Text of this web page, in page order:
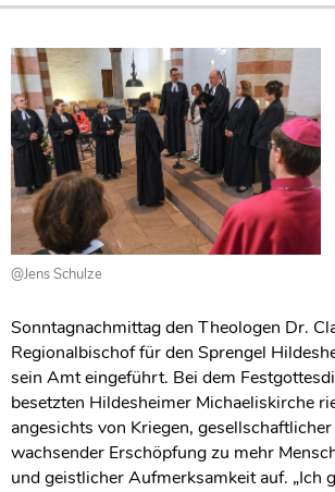
@Jens Schulze
Sonntagnachmittag den Theologen Dr.
Regionalbischof für den Sprengel
sein Amt eingeführt. Bei dem
besetzten Hildesheimer Michaeliskirche
angesichts von Kriegen,
wachsender Erschöpfung zu mehr
und geistlicher Aufmerksamkeit auf. „Ich